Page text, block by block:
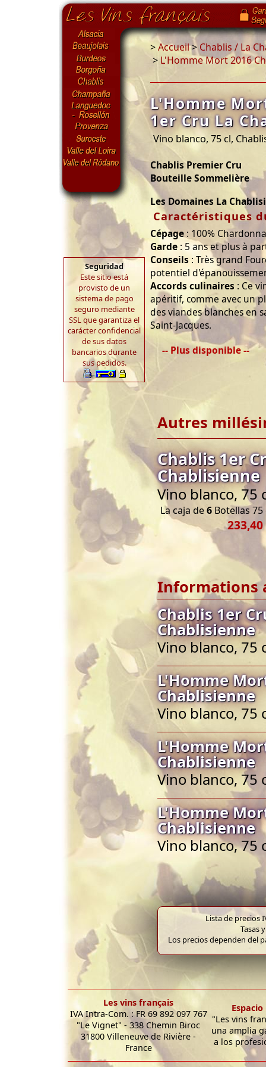
Seguridad
Este sitio está
provisto de un
sistema de pago
seguro mediante
SSL que garantiza el
carácter confidencial
de sus datos
bancarios durante
sus pedidos.
>Accueil>Chablis / La
> L'Homme Mort 2016
L'Homme
1er Cru La
Vino blanco, 75 cl,
Chablis Premier Cru
Bouteille Sommelière
Les Domaines La
Caractéristiques
Cépage : 100%
Garde : 5 ans et plus à
Conseils : Très grand
potentiel
Accords culinaires : Ce
apéritif, comme avec un
des viandes blanches en
Saint-Jacques.
-- Plus disponible --
Autres
Chablis 1er
Chablisienne
Vino blanco, 75
La caja de6 Botellas 75
233,40
Informations
Chablis 1er
Chablisienne
Vino blanco, 75
L'Homme
Chablisienne
Vino blanco, 75
L'Homme
Chablisienne
Vino blanco, 75
L'Homme
Chablisienne
Vino blanco, 75
Lista de precios
Tasas
Los precios dependen del
Les vins français
IVA Intra-Com. : FR 69 892 097 767
"Le Vignet" - 338 Chemin Biroc
31800 Villeneuve de Rivière -
France
"Les vins
una amplia
a los